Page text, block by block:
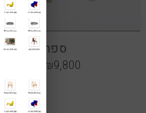
ספריית orly
₪9,800